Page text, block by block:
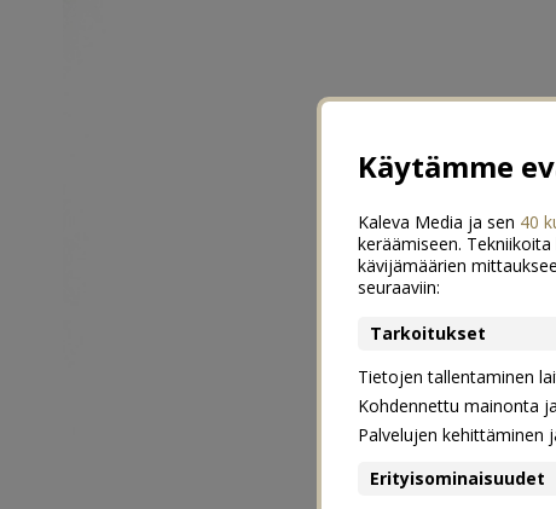
Käytämme
Kaleva Media ja sen 40
keräämiseen.
kävijämäärien
seuraaviin:
Tarkoitukset
Tietojen tallentaminen
Kohdennettu mainonta
Palvelujen kehittäminen
Erityisominaisuudet